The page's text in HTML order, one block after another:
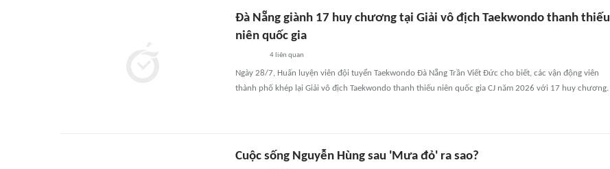
Đà Nẵng giành 17 huy chương tại Giải vô địch Taekwondo thanh thiếu
niên quốc gia
4liên quan
Ngày 28/7, Huấn luyện viên đội tuyển Taekwondo Đà Nẵng Trần Viết Đức cho biết, các vận động viên
thành phố khép lại Giải vô địch Taekwondo thanh thiếu niên quốc gia CJ năm 2026 với 17 huy chương.
Cuộc sống Nguyễn Hùng sau 'Mưa đỏ' ra sao?